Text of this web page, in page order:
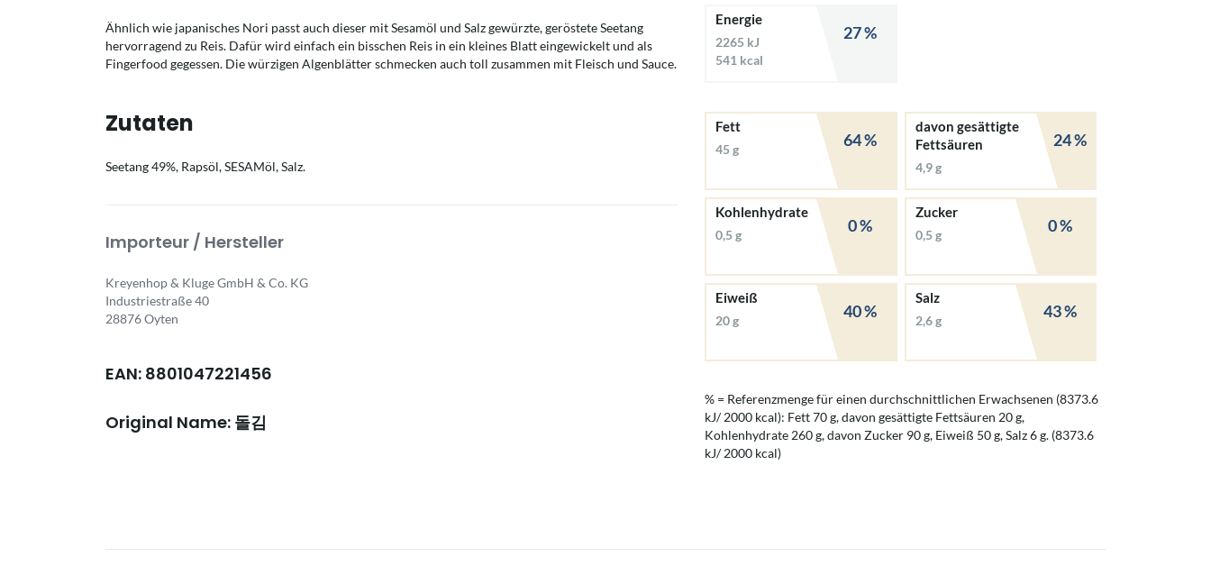
Ähnlich wie japanisches Nori passt auch dieser mit Sesamöl und Salz gewürzte, geröstete Seetang
hervorragend zu Reis. Dafür wird einfach ein bisschen Reis in ein kleines Blatt eingewickelt und als
Fingerfood gegessen. Die würzigen Algenblätter schmecken auch toll zusammen mit Fleisch und Sauce.
Zutaten
Seetang 49%, Rapsöl, SESAMöl, Salz.
Importeur / Hersteller
Kreyenhop & Kluge GmbH & Co. KG
Industriestraße 40
28876 Oyten
EAN: 8801047221456
Original Name: 돌김
Energie
2265 kJ
541 kcal
27 %
Fett
45 g 64 %
davon gesättigte
Fettsäuren
4,9 g
24 %
Kohlenhydrate
0,5 g 0 %
Zucker
0,5 g 0 %
Eiweiß
20 g 40 %
Salz
2,6 g 43 %
% = Referenzmenge für einen durchschnittlichen Erwachsenen (8373.6
kJ/ 2000 kcal): Fett 70 g, davon gesättigte Fettsäuren 20 g,
Kohlenhydrate 260 g, davon Zucker 90 g, Eiweiß 50 g, Salz 6 g. (8373.6
kJ/ 2000 kcal)